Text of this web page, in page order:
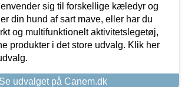
sig til forskellige kæledyr og
din hund af sart mave, eller har du
og multifunktionelt aktivitetslegetøj,
produkter i det store udvalg. Klik her
Se udvalget på Canem.dk